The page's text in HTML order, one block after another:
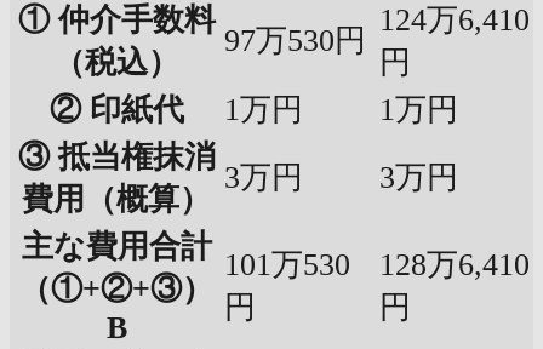
① 仲介手数料
（税込）
97万530円
124万6,410
円
② 印紙代
1万円
1万円
③ 抵当権抹消
費用（概算）
3万円
3万円
主な費用合計
（①+②+③）
B
101万530
円
128万6,410
円